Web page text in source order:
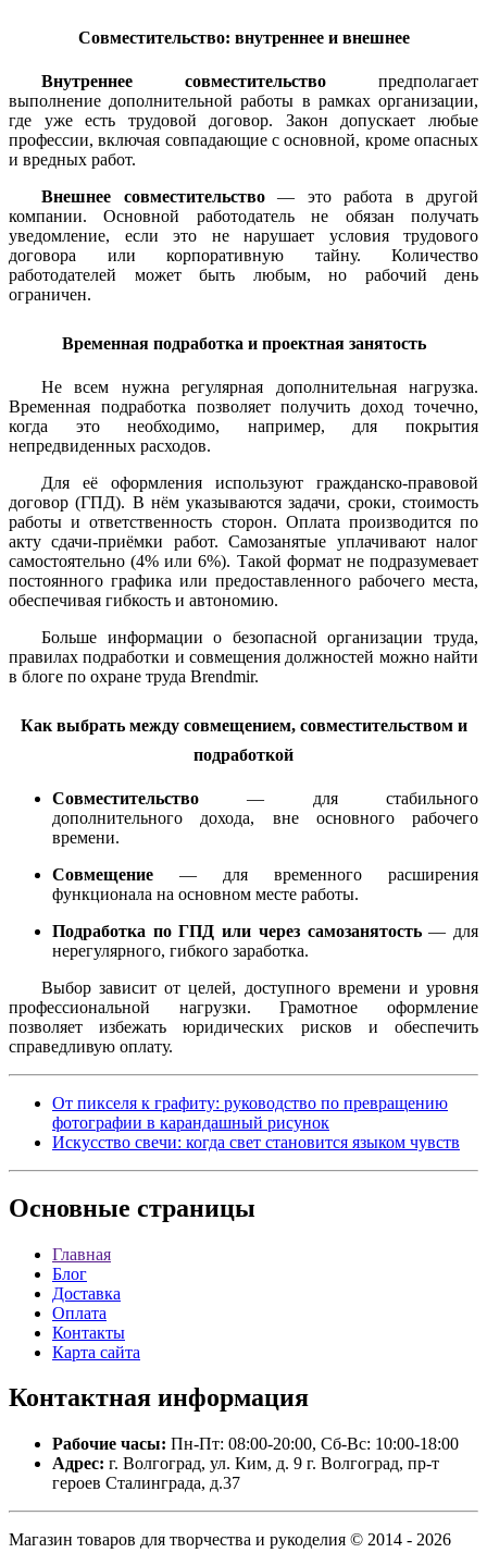
Совместительство: внутреннее и внешнее
Внутреннее совместительство предполагает
выполнение дополнительной работы в рамках организации,
где уже есть трудовой договор. Закон допускает любые
профессии, включая совпадающие с основной, кроме опасных
и вредных работ.
Внешнее совместительство— это работа в другой
компании. Основной работодатель не обязан получать
уведомление, если это не нарушает условия трудового
договора или корпоративную тайну. Количество
работодателей может быть любым, но рабочий день
ограничен.
Временная подработка и проектная занятость
Не всем нужна регулярная дополнительная нагрузка.
Временная подработка позволяет получить доход точечно,
когда это необходимо, например, для покрытия
непредвиденных расходов.
Для её оформления используют гражданско-правовой
договор (ГПД). В нём указываются задачи, сроки, стоимость
работы и ответственность сторон. Оплата производится по
акту сдачи-приёмки работ. Самозанятые уплачивают налог
самостоятельно (4% или 6%). Такой формат не подразумевает
постоянного графика или предоставленного рабочего места,
обеспечивая гибкость и автономию.
Больше информации о безопасной организации труда,
правилах подработки и совмещения должностей можно найти
в блоге по охране труда Brendmir.
Как выбрать между совмещением, совместительством и
подработкой
Совместительство — для стабильного
дополнительного дохода, вне основного рабочего
времени.
Совмещение — для временного расширения
функционала на основном месте работы.
Подработка по ГПД или через самозанятость— для
нерегулярного, гибкого заработка.
Выбор зависит от целей, доступного времени и уровня
профессиональной нагрузки. Грамотное оформление
позволяет избежать юридических рисков и обеспечить
справедливую оплату.
От пикселя к графиту: руководство по превращению
фотографии в карандашный рисунок
Искусство свечи: когда свет становится языком чувств
Основные страницы
Главная
Блог
Доставка
Оплата
Контакты
Карта сайта
Контактная информация
Рабочие часы: Пн-Пт: 08:00-20:00, Сб-Вс: 10:00-18:00
Адрес: г. Волгоград, ул. Ким, д. 9 г. Волгоград, пр-т
героев Сталинграда, д.37
Магазин товаров для творчества и рукоделия © 2014 - 2026